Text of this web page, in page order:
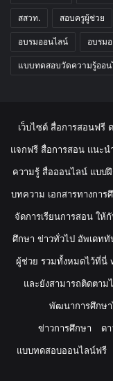
สสวท. สอบครูผู้ช่วย
อบรมออนไลน์ อบรม
แบบทดสอบวัดความรู้ออน
เว็บไซต์ สื่อการสอนฟรี
แจกฟรี สื่อการสอน แนะน
ความรู้ สื่อออนไลน์ แบบ
บทความ เอกสารทางการ
จัดการเรียนการสอน ให้
ศึกษา ข่าวทั่วไป อัพเดท
ผู้ช่วย รวมทั้งหมดไว้ที่นี่
และยังสามารถติดตาม
พัฒนาการศึกษา
ข่าวการศึกษา
ด
แบบทดสอบออนไลน์ฟรี